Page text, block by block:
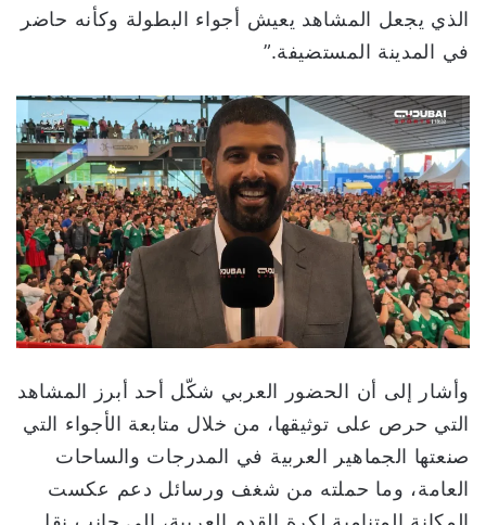
الذي يجعل المشاهد يعيش أجواء البطولة وكأنه حاضر
في المدينة المستضيفة.”
وأشار إلى أن الحضور العربي شكّل أحد أبرز المشاهد
التي حرص على توثيقها، من خلال متابعة الأجواء التي
صنعتها الجماهير العربية في المدرجات والساحات
العامة، وما حملته من شغف ورسائل دعم عكست